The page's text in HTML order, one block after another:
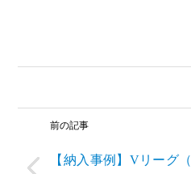
前の記事
【納入事例】Vリーグ